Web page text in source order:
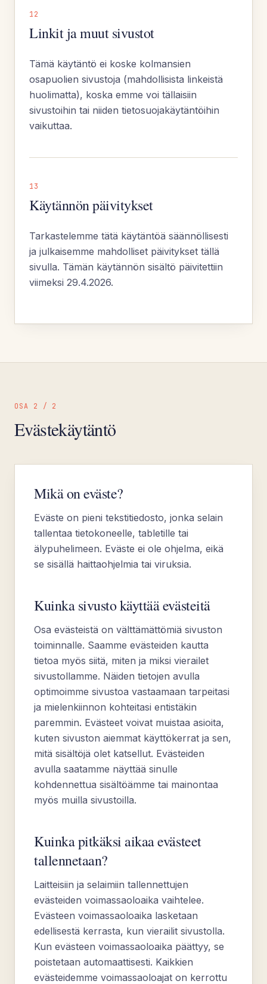
12
Linkit ja muut sivustot
Tämä käytäntö ei koske kolmansien
osapuolien sivustoja (mahdollisista linkeistä
huolimatta), koska emme voi tällaisiin
sivustoihin tai niiden tietosuojakäytäntöihin
vaikuttaa.
13
Käytännön päivitykset
Tarkastelemme tätä käytäntöä säännöllisesti
ja julkaisemme mahdolliset päivitykset tällä
sivulla. Tämän käytännön sisältö päivitettiin
viimeksi 29.4.2026.
OSA 2 / 2
Evästekäytäntö
Mikä on eväste?
Eväste on pieni tekstitiedosto, jonka selain
tallentaa tietokoneelle, tabletille tai
älypuhelimeen. Eväste ei ole ohjelma, eikä
se sisällä haittaohjelmia tai viruksia.
Kuinka sivusto käyttää evästeitä
Osa evästeistä on välttämättömiä sivuston
toiminnalle. Saamme evästeiden kautta
tietoa myös siitä, miten ja miksi vierailet
sivustollamme. Näiden tietojen avulla
optimoimme sivustoa vastaamaan tarpeitasi
ja mielenkiinnon kohteitasi entistäkin
paremmin. Evästeet voivat muistaa asioita,
kuten sivuston aiemmat käyttökerrat ja sen,
mitä sisältöjä olet katsellut. Evästeiden
avulla saatamme näyttää sinulle
kohdennettua sisältöämme tai mainontaa
myös muilla sivustoilla.
Kuinka pitkäksi aikaa evästeet
tallennetaan?
Laitteisiin ja selaimiin tallennettujen
evästeiden voimassaoloaika vaihtelee.
Evästeen voimassaoloaika lasketaan
edellisestä kerrasta, kun vierailit sivustolla.
Kun evästeen voimassaoloaika päättyy, se
poistetaan automaattisesti. Kaikkien
evästeidemme voimassaoloajat on kerrottu